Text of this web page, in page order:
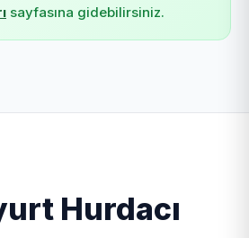
sayfasına gidebilirsiniz.
Hurdacı